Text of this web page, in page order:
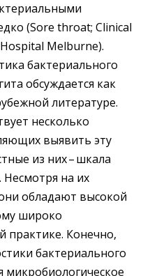
(Sore throat; Сlinical
Melburne).
бактериального
обсуждается как
литературе.
несколько
вы­явить эту
из них – ​шкала
на их
обладают высокой
широко
практике. Конечно,
бактериального
микробиологическое